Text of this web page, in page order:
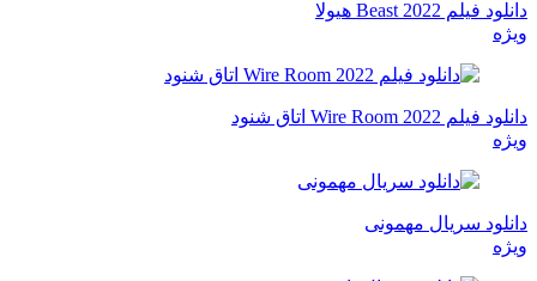
دانلود فیلم Beast 2022 هیولا
ویژه
دانلود فیلم Wire Room 2022 اتاق شنود
ویژه
دانلود سریال مهمونی
ویژه